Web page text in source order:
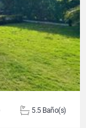
5.5 Baño(s)